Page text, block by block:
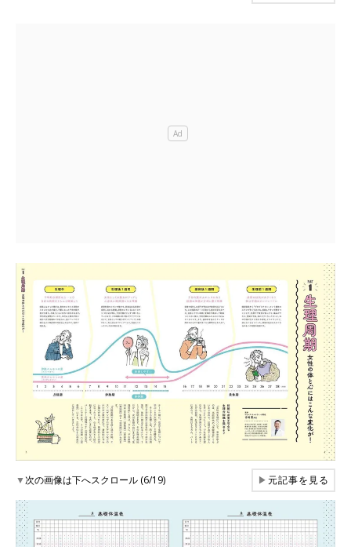
▼次の画像は下へスクロール (6/19) ▶元記事を見る